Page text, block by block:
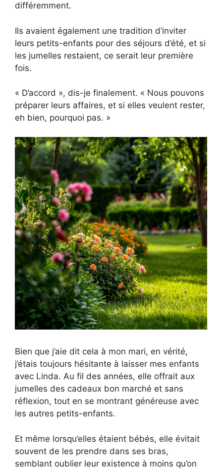
différemment.
Ils avaient également une tradition d’inviter
leurs petits-enfants pour des séjours d’été, et si
les jumelles restaient, ce serait leur première
fois.
« D’accord », dis-je finalement. « Nous pouvons
préparer leurs affaires, et si elles veulent rester,
eh bien, pourquoi pas. »
Bien que j’aie dit cela à mon mari, en vérité,
j’étais toujours hésitante à laisser mes enfants
avec Linda. Au fil des années, elle offrait aux
jumelles des cadeaux bon marché et sans
réflexion, tout en se montrant généreuse avec
les autres petits-enfants.
Et même lorsqu’elles étaient bébés, elle évitait
souvent de les prendre dans ses bras,
semblant oublier leur existence à moins qu’on